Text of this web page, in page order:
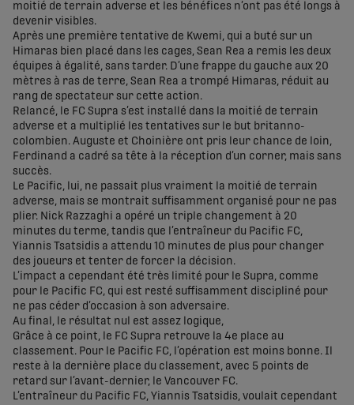
moitié de terrain adverse et les bénéfices n’ont pas été longs à
devenir visibles.
Après une première tentative de Kwemi, qui a buté sur un
Himaras bien placé dans les cages, Sean Rea a remis les deux
équipes à égalité, sans tarder. D’une frappe du gauche aux 20
mètres à ras de terre, Sean Rea a trompé Himaras, réduit au
rang de spectateur sur cette action.
Relancé, le FC Supra s’est installé dans la moitié de terrain
adverse et a multiplié les tentatives sur le but britanno-
colombien. Auguste et Choinière ont pris leur chance de loin,
Ferdinand a cadré sa tête à la réception d’un corner, mais sans
succès.
Le Pacific, lui, ne passait plus vraiment la moitié de terrain
adverse, mais se montrait suffisamment organisé pour ne pas
plier. Nick Razzaghi a opéré un triple changement à 20
minutes du terme, tandis que l’entraîneur du Pacific FC,
Yiannis Tsatsidis a attendu 10 minutes de plus pour changer
des joueurs et tenter de forcer la décision.
L’impact a cependant été très limité pour le Supra, comme
pour le Pacific FC, qui est resté suffisamment discipliné pour
ne pas céder d’occasion à son adversaire.
Au final, le résultat nul est assez logique,
Grâce à ce point, le FC Supra retrouve la 4e place au
classement. Pour le Pacific FC, l’opération est moins bonne. Il
reste à la dernière place du classement, avec 5 points de
retard sur l’avant-dernier, le Vancouver FC.
L’entraîneur du Pacific FC, Yiannis Tsatsidis, voulait cependant